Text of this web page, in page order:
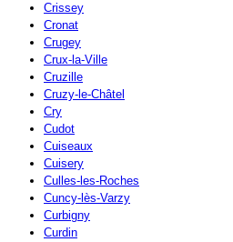
Crissey
Cronat
Crugey
Crux-la-Ville
Cruzille
Cruzy-le-Châtel
Cry
Cudot
Cuiseaux
Cuisery
Culles-les-Roches
Cuncy-lès-Varzy
Curbigny
Curdin